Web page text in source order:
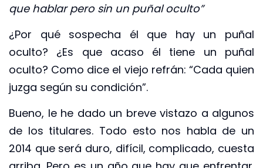
que hablar pero sin un puñal oculto”
¿Por qué sospecha él que hay un puñal
oculto? ¿Es que acaso él tiene un puñal
oculto? Como dice el viejo refrán: “Cada quien
juzga según su condición”.
Bueno, le he dado un breve vistazo a algunos
de los titulares. Todo esto nos habla de un
2014 que será duro, difícil, complicado, cuesta